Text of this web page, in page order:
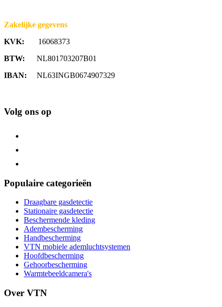
Zakelijke gegevens
KVK: 16068373
BTW: NL801703207B01
IBAN: NL63INGB0674907329
Volg ons op
Populaire categorieën
Draagbare gasdetectie
Stationaire gasdetectie
Beschermende kleding
Adembescherming
Handbescherming
VTN mobiele ademluchtsystemen
Hoofdbescherming
Gehoorbescherming
Warmtebeeldcamera's
Over VTN